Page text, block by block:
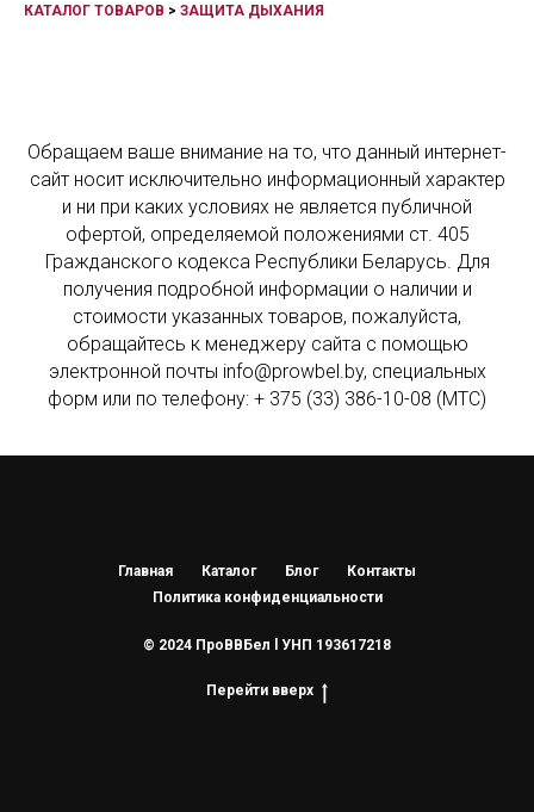
КАТАЛОГ ТОВАРОВ > ЗАЩИТА ДЫХАНИЯ
Обращаем ваше внимание на то, что данный интернет-
сайт носит исключительно информационный характер
и ни при каких условиях не является публичной
офертой, определяемой положениями ст. 405
Гражданского кодекса Республики Беларусь. Для
получения подробной информации о наличии и
стоимости указанных товаров, пожалуйста,
обращайтесь к менеджеру сайта с помощью
электронной почты info@prowbel.by, специальных
форм или по телефону: + 375 (33) 386-10-08 (МТС)
Главная Каталог Блог
Контакты
Политика конфиденциальности
© 2024 ПроВВБел l УНП 193617218
Перейти вверх